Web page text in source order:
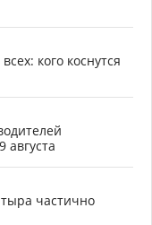
кого коснутся
августа
частично